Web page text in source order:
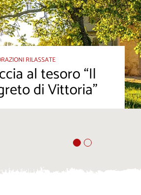
RILASSATE
al tesoro “Il
di Vittoria”